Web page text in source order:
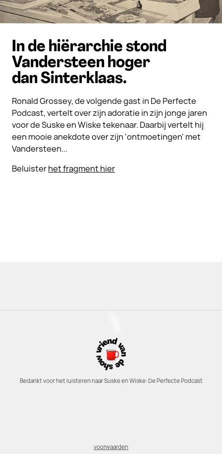
In de hiërarchie stond
Vandersteen hoger
dan Sinterklaas.
Ronald Grossey, de volgende gast in De Perfecte
Podcast, vertelt over zijn adoratie in zijn jonge jaren
voor de Suske en Wiske tekenaar. Daarbij vertelt hij
een mooie anekdote over zijn 'ontmoetingen' met
Vandersteen...
Beluisterhet fragment hier
Bedankt voor het luisteren naar Suske en Wiske: De Perfecte Podcast
voorwaarden